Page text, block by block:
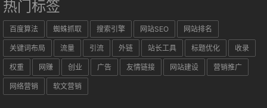
热门标签
百度算法 蜘蛛抓取 搜索引擎 网站SEO 网站排名
关键词布局 流量 引流 外链 站长工具 标题优化 收录
权重 网赚 创业 广告 友情链接 网站建设 营销推广
网络营销 软文营销